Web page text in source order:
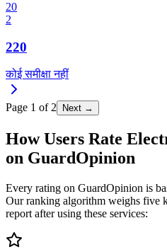
20
2
220
कोई समीक्षा नहीं
Page 1 of2 Next →
How Users Rate
on GuardOpinion
Every rating on GuardOpinion is
Our ranking algorithm weighs five
report after using these services: